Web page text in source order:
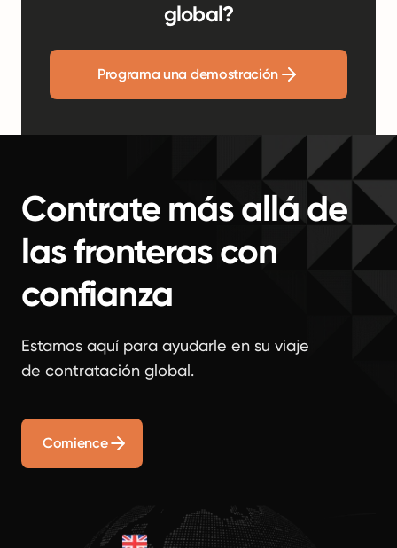
global?
Programa una demostración
Contrate más allá de
las fronteras con
confianza
Estamos aquí para ayudarle en su viaje
de contratación global.
Comience